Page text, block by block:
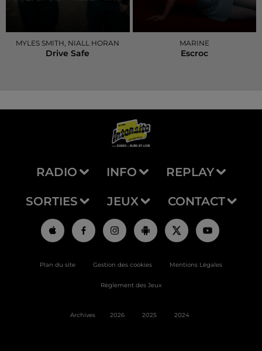
MYLES SMITH, NIALL HORAN
Drive Safe
MARINE
Escroc
RADIO INFO REPLAY
SORTIES JEUX CONTACT
Plan du site Gestion des cookies Mentions Légales
Règlement des Jeux
Archives 2026 2025 2024